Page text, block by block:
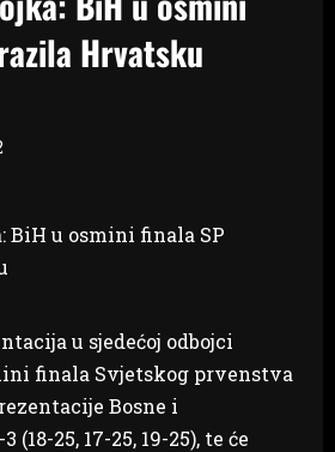
Hrvatsku
u sjedećoj odbojci
finala Svjetskog prvenstva
Bosne i
(18-25, 17-25, 19-25), te će